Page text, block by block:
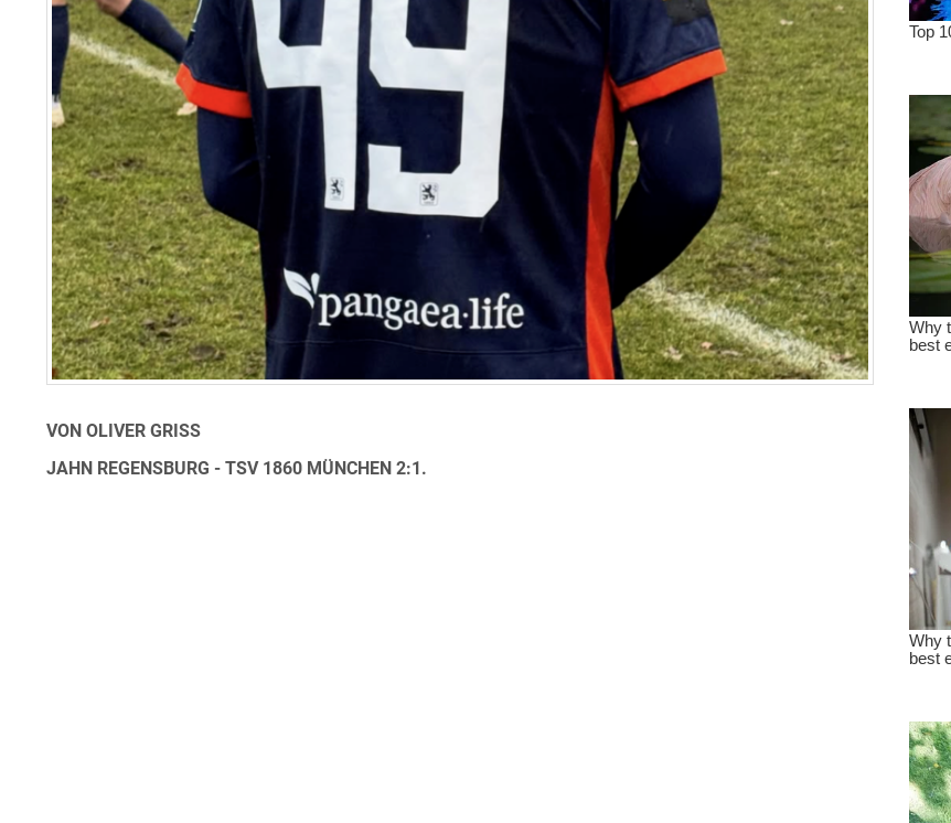
VON OLIVER GRISS
JAHN REGENSBURG - TSV 1860 MÜNCHEN 2:1.